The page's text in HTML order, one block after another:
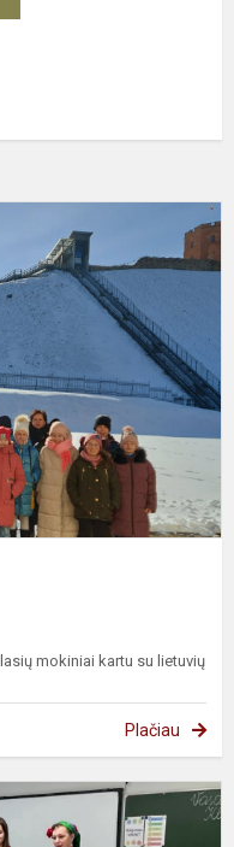
mokiniai kartu su lietuvių
Plačiau